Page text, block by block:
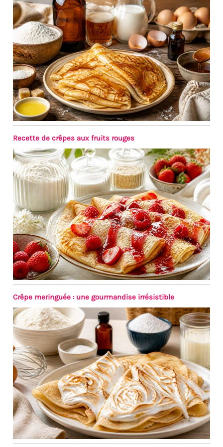
reliés par des poteaux
massifs avec des vis. Très
pratique à utiliser et à ranger,
facile à monter et à démonter.
Recette de crêpes aux fruits rouges
Crêpe meringuée : une gourmandise irrésistible